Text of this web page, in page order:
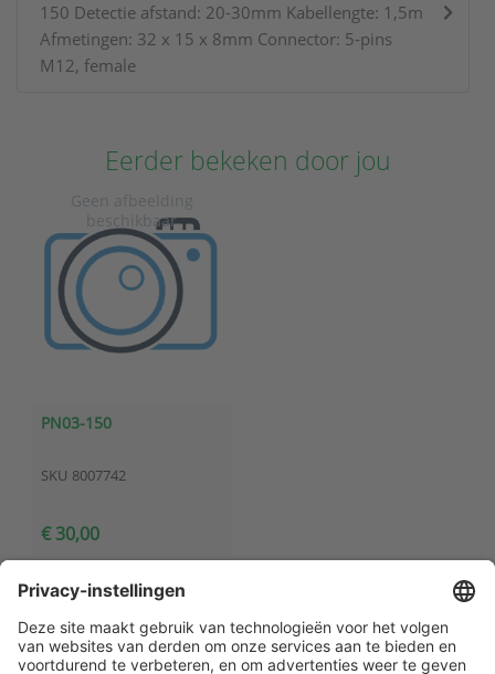
150 Detectie afstand: 20-30mm Kabellengte: 1,5m
Afmetingen: 32 x 15 x 8mm Connector: 5-pins
M12, female
Eerder bekeken door jou
PN03-150
SKU 8007742
€ 30,00
Klantenservice